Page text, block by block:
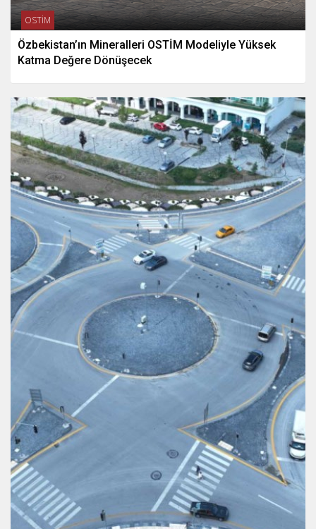
OSTİM
Özbekistan’ın Mineralleri OSTİM Modeliyle Yüksek
Katma Değere Dönüşecek